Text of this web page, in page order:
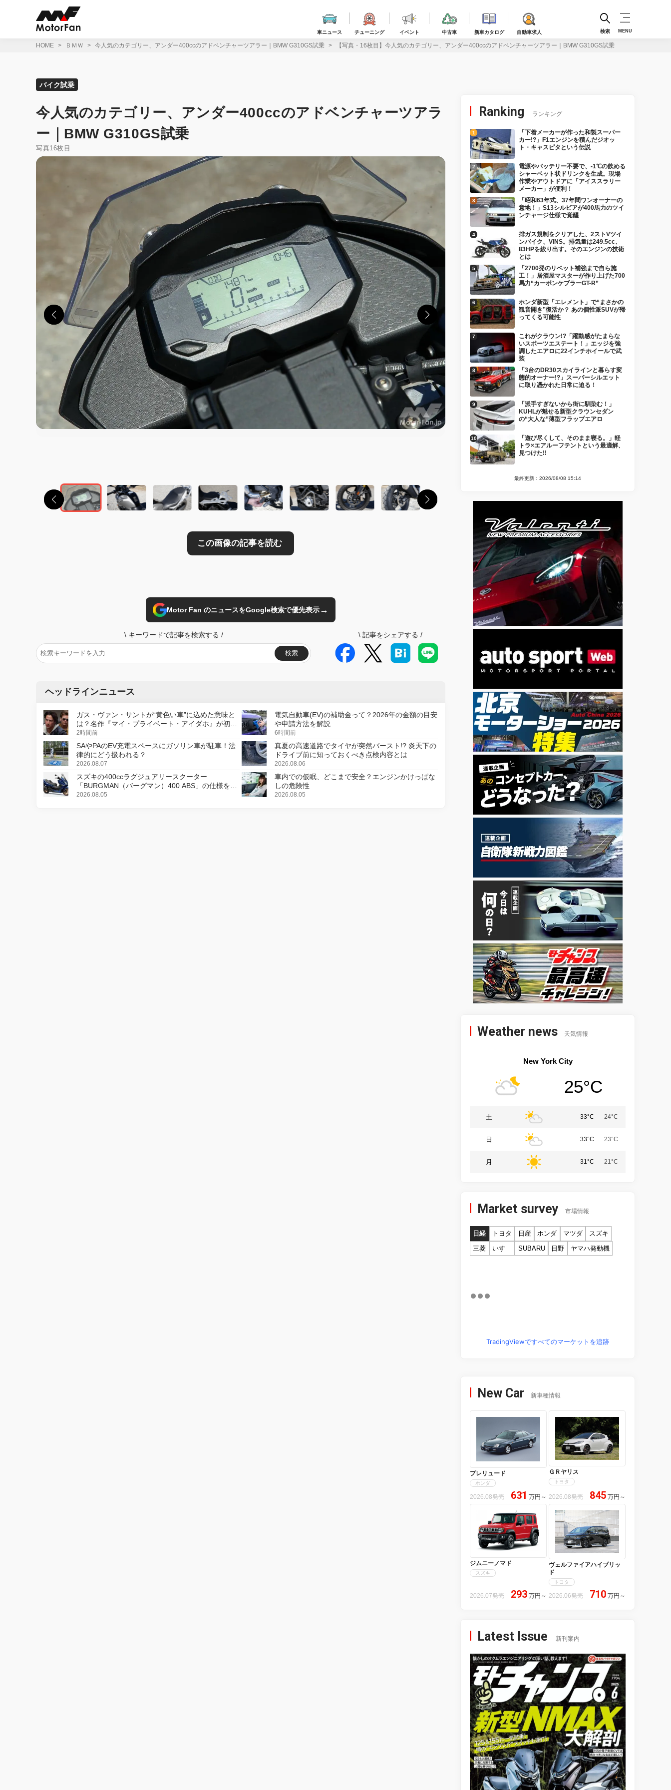
車ニュース チューニング イベント 中古車 新車カタログ 自動車求人 検索 MENU
HOME ＢＭＷ 今人気のカテゴリー、アンダー400ccのアドベンチャーツアラー｜BMW G310GS試乗 【写真・16枚目】今人気のカテゴリー、アンダー400ccのアドベンチャーツアラー｜BMW G310GS試乗
バイク試乗
今人気のカテゴリー、アンダー400ccのアドベンチャーツアラ
ー｜BMW G310GS試乗
写真16枚目
Motor Fan のニュースをGoogle検索で優先表示→
\ キーワードで記事を検索する /
検索
\ 記事をシェアする /
ヘッドラインニュース
ガス・ヴァン・サントが“黄色い車”に込めた意味と
は？名作『マイ・プライベート・アイダホ』が初の
デジタルリマスター版で復活
2時間前
電気自動車(EV)の補助金って？2026年の金額の目安
や申請方法を解説
6時間前
SAやPAのEV充電スペースにガソリン車が駐車！法
律的にどう扱われる？
2026.08.07
真夏の高速道路でタイヤが突然バースト!? 炎天下の
ドライブ前に知っておくべき点検内容とは
2026.08.06
スズキの400ccラグジュアリースクーター
「BURGMAN（バーグマン）400 ABS」の仕様を変
更し、8月18日に発売
2026.08.05
車内での仮眠、どこまで安全？エンジンかけっぱな
しの危険性
2026.08.05
Ranking ランキング
「下着メーカーが作った和製スーパー
カー!?」F1エンジンを積んだジオッ
ト・キャスピタという伝説
電源やバッテリー不要で、-1℃の飲める
シャーベット状ドリンクを生成。現場
作業やアウトドアに「アイススラリー
メーカー」が便利！
「昭和63年式、37年間ワンオーナーの
意地！」S13シルビアが400馬力のツイ
ンチャージ仕様で覚醒
排ガス規制をクリアした、2ストVツイ
ンバイク、VINS。排気量は249.5cc、
83HPを絞り出す。そのエンジンの技術
とは
「2700発のリベット補強まで自ら施
工！」居酒屋マスターが作り上げた700
馬力“カーボンケブラーGT-R”
ホンダ新型「エレメント」で“まさかの
観音開き”復活か？ あの個性派SUVが帰
ってくる可能性
これがクラウン!?「躍動感がたまらな
いスポーツエステート！」エッジを強
調したエアロに22インチホイールで武
装
「3台のDR30スカイラインと暮らす変
態的オーナー!?」スーパーシルエット
に取り憑かれた日常に迫る！
「派手すぎないから街に馴染む！」
KUHLが魅せる新型クラウンセダン
の“大人な”薄型フラップエアロ
「遊び尽くして、そのまま寝る。」軽
トラ×エアルーフテントという最適解、
見つけた!!
最終更新：2026/08/08 15:14
Weather news 天気情報
New York City
25°C
土 33°C 24°C
日 33°C 23°C
月 31°C 21°C
Market survey 市場情報
日経 トヨタ 日産 ホンダ マツダ
スズキ
三菱
いすゞ SUBARU 日野 ヤマハ発動機
TradingViewですべてのマーケットを追跡
New Car 新車種情報
プレリュード
ホンダ
2026.08発売 631 万円 ～
ＧＲヤリス
トヨタ
2026.08発売 845 万円 ～
ジムニーノマド
スズキ
2026.07発売 293 万円 ～
ヴェルファイアハイブリッ
ド
トヨタ
2026.06発売 710 万円 ～
Latest Issue 新刊案内